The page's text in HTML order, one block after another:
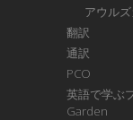
アウル
翻訳
通訳
PCO
英語で学ぶ
Garden